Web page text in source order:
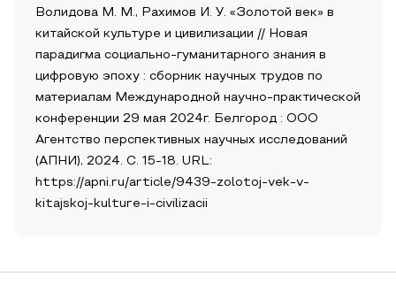
Волидова М. М., Рахимов И. У. «Золотой век» в
китайской культуре и цивилизации // Новая
парадигма социально-гуманитарного знания в
цифровую эпоху : сборник научных трудов по
материалам Международной научно-практической
конференции 29 мая 2024г. Белгород : ООО
Агентство перспективных научных исследований
(АПНИ), 2024. С. 15-18. URL:
https://apni.ru/article/9439-zolotoj-vek-v-
kitajskoj-kulture-i-civilizacii